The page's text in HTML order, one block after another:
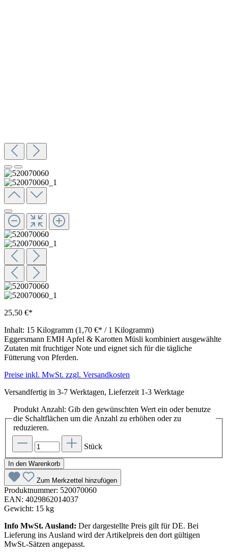
25,50 €*
Inhalt: 15 Kilogramm (1,70 €* / 1 Kilogramm)
Eggersmann EMH Apfel & Karotten Müsli kombiniert ausgewählte
Zutaten mit fruchtiger Note und eignet sich für die tägliche
Fütterung von Pferden.
Preise inkl. MwSt. zzgl. Versandkosten
Versandfertig in 3-7 Werktagen, Lieferzeit 1-3 Werktage
Produkt Anzahl: Gib den gewünschten Wert ein oder benutze
die Schaltflächen um die Anzahl zu erhöhen oder zu
reduzieren.
Stück
In den Warenkorb
Zum Merkzettel hinzufügen
Produktnummer: 520070060
EAN: 4029862014037
Gewicht: 15 kg
Info MwSt. Ausland: Der dargestellte Preis gilt für DE. Bei
Lieferung ins Ausland wird der Artikelpreis den dort gültigen
MwSt.-Sätzen angepasst.